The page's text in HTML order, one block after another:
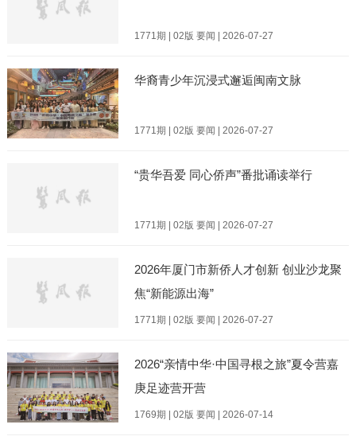
1771期 | 02版 要闻 | 2026-07-27
华裔青少年沉浸式邂逅闽南文脉
1771期 | 02版 要闻 | 2026-07-27
“贵华吾爱 同心侨声”番批诵读举行
1771期 | 02版 要闻 | 2026-07-27
2026年厦门市新侨人才创新 创业沙龙聚
焦“新能源出海”
1771期 | 02版 要闻 | 2026-07-27
2026“亲情中华·中国寻根之旅”夏令营嘉
庚足迹营开营
1769期 | 02版 要闻 | 2026-07-14